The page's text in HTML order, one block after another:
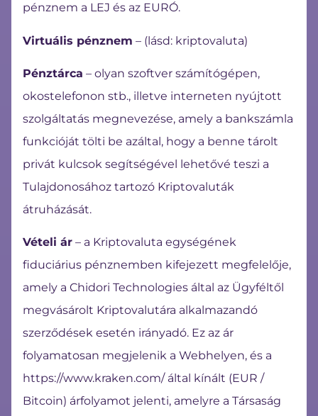
pénznem a LEJ és az EURÓ.
Virtuális pénznem – (lásd: kriptovaluta)
Pénztárca – olyan szoftver számítógépen,
okostelefonon stb., illetve interneten nyújtott
szolgáltatás megnevezése, amely a bankszámla
funkcióját tölti be azáltal, hogy a benne tárolt
privát kulcsok segítségével lehetővé teszi a
Tulajdonosához tartozó Kriptovaluták
átruházását.
Vételi ár – a Kriptovaluta egységének
fiduciárius pénznemben kifejezett megfelelője,
amely a Chidori Technologies által az Ügyféltől
megvásárolt Kriptovalutára alkalmazandó
szerződések esetén irányadó. Ez az ár
folyamatosan megjelenik a Webhelyen, és a
https://www.kraken.com/ által kínált (EUR /
Bitcoin) árfolyamot jelenti, amelyre a Társaság